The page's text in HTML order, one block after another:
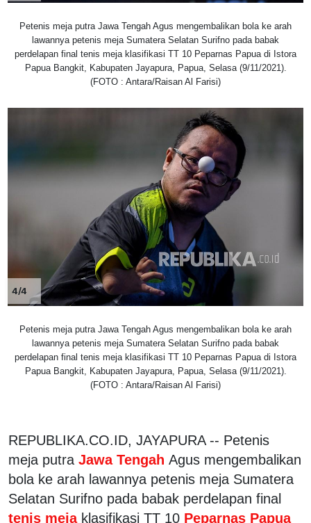
Petenis meja putra Jawa Tengah Agus mengembalikan bola ke arah
lawannya petenis meja Sumatera Selatan Surifno pada babak
perdelapan final tenis meja klasifikasi TT 10 Peparnas Papua di Istora
Papua Bangkit, Kabupaten Jayapura, Papua, Selasa (9/11/2021).
(FOTO : Antara/Raisan Al Farisi)
4/4
Petenis meja putra Jawa Tengah Agus mengembalikan bola ke arah
lawannya petenis meja Sumatera Selatan Surifno pada babak
perdelapan final tenis meja klasifikasi TT 10 Peparnas Papua di Istora
Papua Bangkit, Kabupaten Jayapura, Papua, Selasa (9/11/2021).
(FOTO : Antara/Raisan Al Farisi)
REPUBLIKA.CO.ID, JAYAPURA -- Petenis
meja putra Jawa Tengah Agus mengembalikan
bola ke arah lawannya petenis meja Sumatera
Selatan Surifno pada babak perdelapan final
tenis meja klasifikasi TT 10 Peparnas Papua